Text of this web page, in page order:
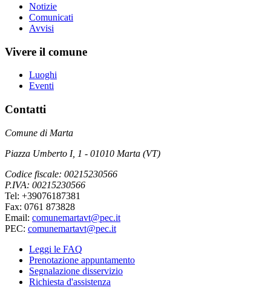
Notizie
Comunicati
Avvisi
Vivere il comune
Luoghi
Eventi
Contatti
Comune di Marta
Piazza Umberto I, 1 - 01010 Marta (VT)
Codice fiscale: 00215230566
P.IVA: 00215230566
Tel: +39076187381
Fax: 0761 873828
Email: comunemartavt@pec.it
PEC: comunemartavt@pec.it
Leggi le FAQ
Prenotazione appuntamento
Segnalazione disservizio
Richiesta d'assistenza